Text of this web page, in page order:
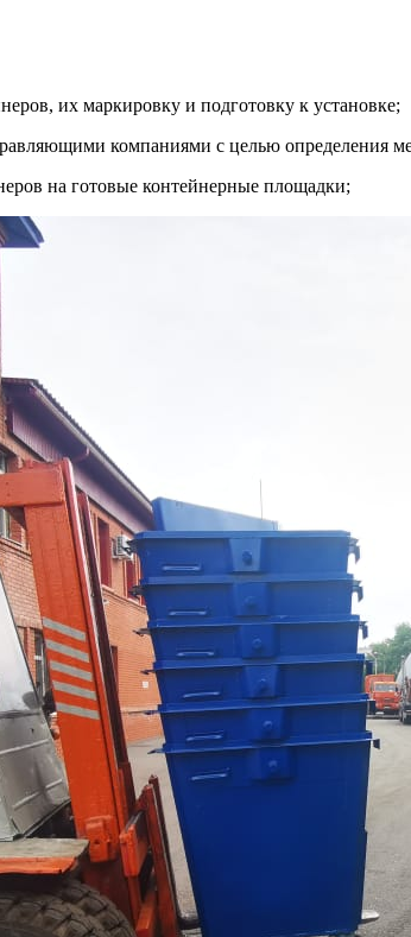
их маркировку и подготовку к установке;
компаниями с целью определения
на готовые контейнерные площадки;